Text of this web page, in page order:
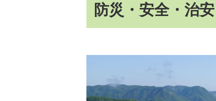
防災・安全・治安